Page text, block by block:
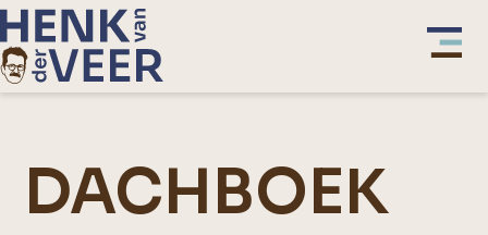
DACHBOEK